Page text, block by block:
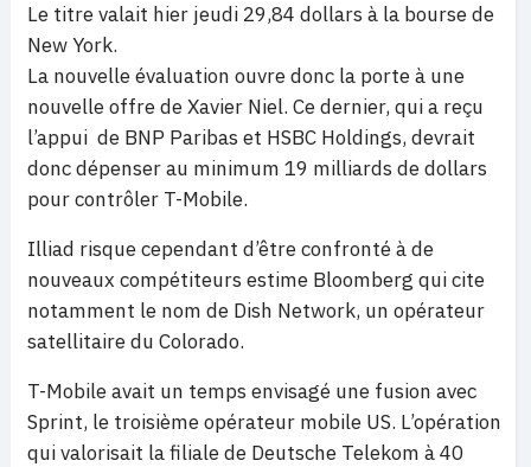
Le titre valait hier jeudi 29,84 dollars à la bourse de
New York.
La nouvelle évaluation ouvre donc la porte à une
nouvelle offre de Xavier Niel. Ce dernier, qui a reçu
l’appui de BNP Paribas et HSBC Holdings, devrait
donc dépenser au minimum 19 milliards de dollars
pour contrôler T-Mobile.
Illiad risque cependant d’être confronté à de
nouveaux compétiteurs estime Bloomberg qui cite
notamment le nom de Dish Network, un opérateur
satellitaire du Colorado.
T-Mobile avait un temps envisagé une fusion avec
Sprint, le troisième opérateur mobile US. L’opération
qui valorisait la filiale de Deutsche Telekom à 40